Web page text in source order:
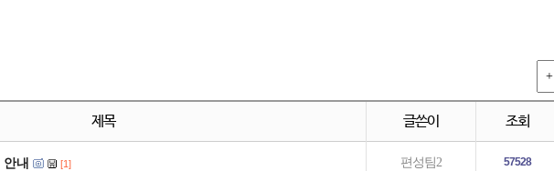
제목 글쓴이 조회
내 [1] 편성팀2 57528